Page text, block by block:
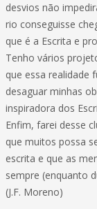
desvios não
rio conseguisse
que é a Escrita e
Tenho vários
que essa realidade
desaguar minhas
inspiradora dos
Enfim, farei desse
que muitos possa
escrita e que as
sempre (enquanto
(J.F. Moreno)